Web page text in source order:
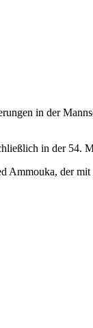
in der
in der 54.
der mit